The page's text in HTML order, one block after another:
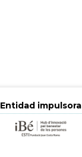
Entidad impulsora